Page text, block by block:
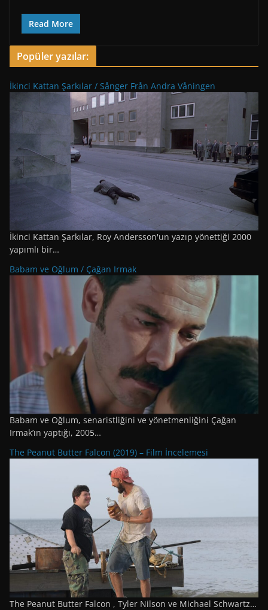
Read More
Popüler yazılar:
İkinci Kattan Şarkılar / Sånger Från Andra Våningen
İkinci Kattan Şarkılar, Roy Andersson'un yazıp yönettiği 2000
yapımlı bir…
Babam ve Oğlum / Çağan Irmak
Babam ve Oğlum, senaristliğini ve yönetmenliğini Çağan
Irmak’ın yaptığı, 2005…
The Peanut Butter Falcon (2019) – Film İncelemesi
The Peanut Butter Falcon , Tyler Nilson ve Michael Schwartz…